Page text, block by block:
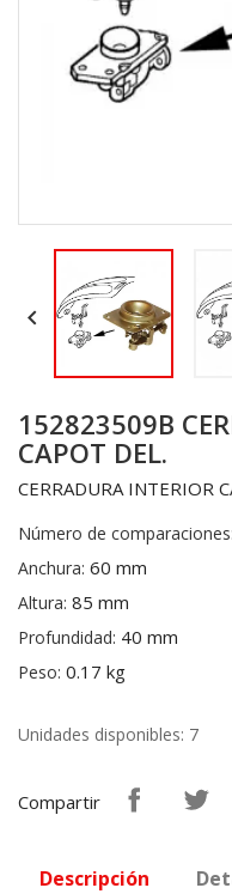

152823509B
CAPOT DEL.
CERRADURA INTERIOR
Número de comparaciones:
Anchura: 60 mm
Altura: 85 mm
Profundidad: 40 mm
Peso: 0.17 kg
Unidades disponibles: 7
Compartir
Descripción